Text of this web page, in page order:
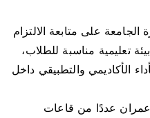
على متابعة الالتزام
تعليمية مناسبة للطلاب،
الأكاديمي والتطبيقي داخل
عمران عددًا من قاعات